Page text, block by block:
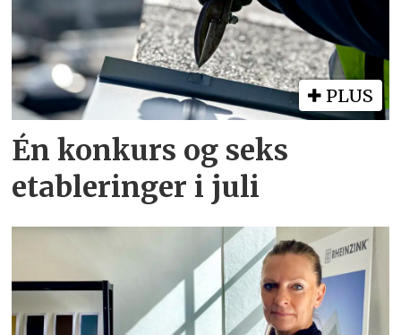
PLUS
Én konkurs og seks
etableringer i juli